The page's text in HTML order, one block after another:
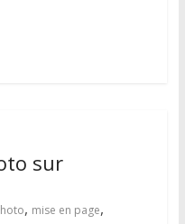
sur
, mise en page,